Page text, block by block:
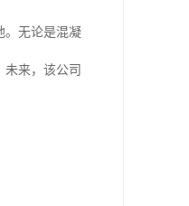
。无论是混凝
来，该公司